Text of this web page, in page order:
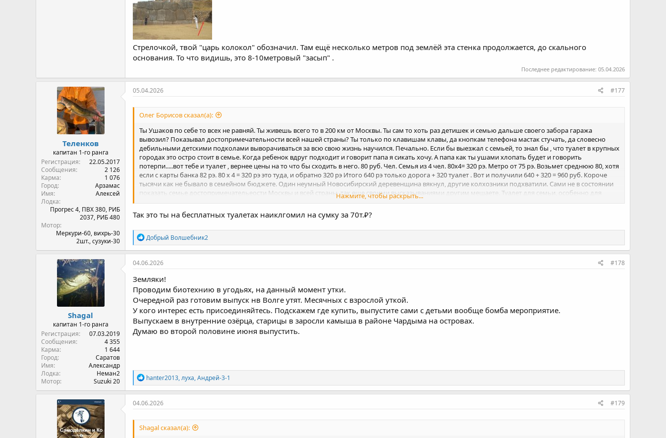
Стрелочкой, твой "царь колокол" обозначил. Там ещё несколько метров под землёй эта стенка продолжается, до скального
основания. То что видишь, это 8-10метровый "засып" .
Последнее редактирование: 05.04.2026
Теленков
капитан 1-го ранга
Регистрация
22.05.2017
Сообщения
2 126
Карма
1 076
Город
Арзамас
Имя
Алексей
Лодка
Прогрес 4, ПВХ 380, РИБ
2037, РИБ 480
Мотор
Меркури-60, вихрь-30
2шт., сузуки-30
05.04.2026 #177
Олег Борисов сказал(а):
Ты Ушаков по себе то всех не равняй. Ты живешь всего то в 200 км от Москвы. Ты сам то хоть раз детишек и семью дальше своего забора гаража
вывозил? Показывал достопримечательности всей нашей страны? Ты только по клавишам клавы, да кнопкам телефона мастак стучать, да словесно
дебильными детскими подколами выворачиваться за всю свою жизнь научился. Печально. Если бы выезжал с семьей, то знал бы , что туалет в крупных
городах это остро стоит в семье. Когда ребенок вдруг подходит и говорит папа я сикать хочу. А папа как ты ушами хлопать будет и говорить
потерпи.....вот тебе и туалет , вернее цены на то что бы сходить в него. 80 руб. Чел. Семья из 4 чел. 80х4= 320 рэ. Метро от 75 рэ. Возьмет среднюю 80, хотя
если с карты банка 82 рэ. 80 х 4 = 320 рэ это туда, и обратно 320 рэ Итого 640 рэ только дорога + 320 туалет . Вот и получили 640 + 320 = 960 руб. Короче
тысячи как не бывало в семейном бюджете. Один неумный Новосибирский деревенщина вякнул, другие колхозники подхватили. Сами не в состоянии
показать семье достопримечательеости Москвы и всей страны, так еще своими высказываниями другим мешаете. Туалет для семьи, особенно для
женщин и детишек очень важен. Я понимаю, что в Новосибирских деревнях и гаражах, принято за угол ходить, но не везде так. Вот ты скажи прилюдно
почему семье не покажешь столицу ? Ссышь потому что. Или нива развалится не доехав. А скорее всего правил дорожного движения не знаешь и
боишься что нахлобучат тебя в Москве по полной. Увидят что из деревни и обуют в лапти... не мешай рассказывать другим как им свою семью
привезти в Москву более безболезненно по деньгам...Ты с товарищами по перу не один здесь. Помни.
Нажмите, чтобы раскрыть...
Так это ты на бесплатных туалетах наиклгомил на сумку за 70т.₽?
Р
е
а
к
и
и
:
Добрый Волшебник2
Shagal
капитан 1-го ранга
Регистрация
07.03.2019
Сообщения
4 355
Карма
1 644
Город
Саратов
Имя
Александр
Лодка
Неман2
Мотор
Suzuki 20
04.06.2026 #178
Земляки!
Проводим биотехнию в угодьях, на данный момент утки.
Очередной раз готовим выпуск нв Волге утят. Месячных с взрослой уткой.
У кого интерес есть присоединяйтесь. Подскажем где купить, выпустите сами с детьми вообще бомба мероприятие.
Выпускаем в внутренние озёрца, старицы в заросли камыша в районе Чардыма на островах.
Думаю во второй половине июня выпустить.
Р
е
а
к
:
hanter2013,луха,Андрей-3-1
04.06.2026 #179
Shagal сказал(а):